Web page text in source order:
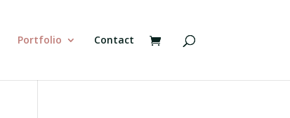
Portfolio Contact